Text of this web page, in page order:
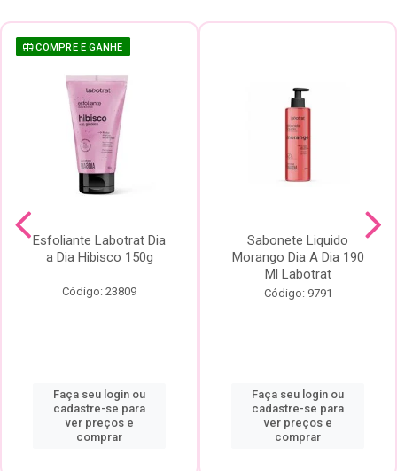
COMPRE E GANHE
Esfoliante Labotrat Dia
a Dia Hibisco 150g
Código: 23809
Faça seu login ou
cadastre-se para
ver preços e
comprar
Sabonete Liquido
Morango Dia A Dia 190
Ml Labotrat
Código: 9791
Faça seu login ou
cadastre-se para
ver preços e
comprar